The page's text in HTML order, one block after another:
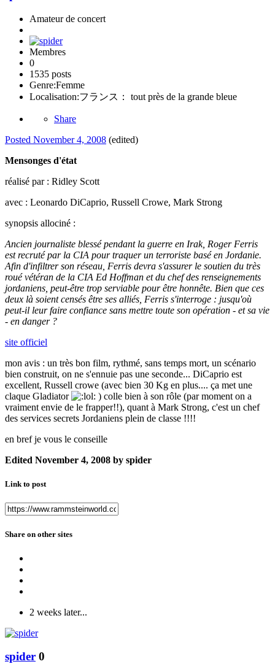
Amateur de concert
Membres
0
1535 posts
Genre:Femme
Localisation:フランス： tout près de la grande bleue
Share
Posted November 4, 2008 (edited)
Mensonges d'état
réalisé par : Ridley Scott
avec : Leonardo DiCaprio, Russell Crowe, Mark Strong
synopsis allociné :
Ancien journaliste blessé pendant la guerre en Irak, Roger Ferris
est recruté par la CIA pour traquer un terroriste basé en Jordanie.
Afin d'infiltrer son réseau, Ferris devra s'assurer le soutien du très
roué vétéran de la CIA Ed Hoffman et du chef des renseignements
jordaniens, peut-être trop serviable pour être honnête. Bien que ces
deux là soient censés être ses alliés, Ferris s'interroge : jusqu'où
peut-il leur faire confiance sans mettre toute son opération - et sa vie
- en danger ?
site officiel
mon avis : un très bon film, rythmé, sans temps mort, un scénario
bien construit, on ne s'ennuie pas une seconde... DiCaprio est
excellent, Russell crowe (avec bien 30 Kg en plus.... ça met une
claque Gladiator
) colle bien à son rôle (par moment on a
vraiment envie de le frapper!!), quant à Mark Strong, c'est un chef
des services secrets Jordaniens plein de classe !!!!
en bref je vous le conseille
Edited November 4, 2008 by spider
Link to post
Share on other sites
2 weeks later...
spider 0